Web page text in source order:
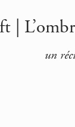
|
un